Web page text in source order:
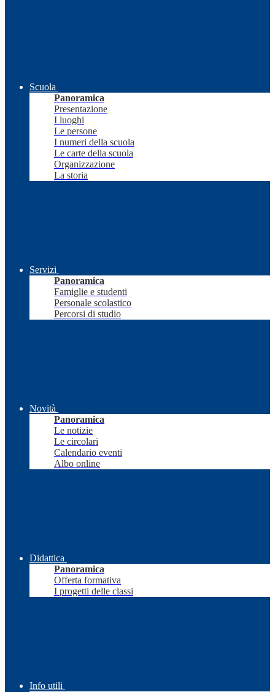
Scuola
Panoramica
Presentazione
I luoghi
Le persone
I numeri della scuola
Le carte della scuola
Organizzazione
La storia
Servizi
Panoramica
Famiglie e studenti
Personale scolastico
Percorsi di studio
Novità
Panoramica
Le notizie
Le circolari
Calendario eventi
Albo online
Didattica
Panoramica
Offerta formativa
I progetti delle classi
Info utili